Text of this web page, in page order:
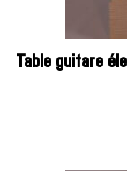
Table guitare